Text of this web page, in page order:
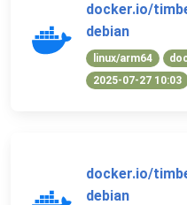
docker.io/
debian
linux/arm64
2025-07-27 10:03
docker.io/
debian